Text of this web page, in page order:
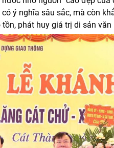
ý nghĩa sâu sắc, mà còn
phát huy giá trị di sản